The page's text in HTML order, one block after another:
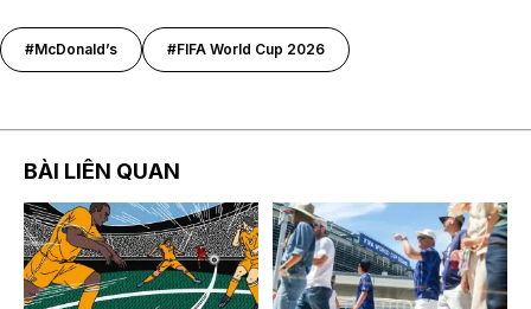
#McDonald’s #FIFA World Cup 2026
BÀI LIÊN QUAN